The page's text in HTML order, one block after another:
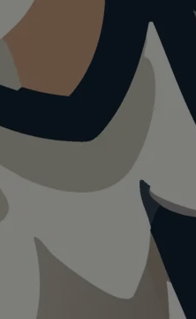
In App speichern